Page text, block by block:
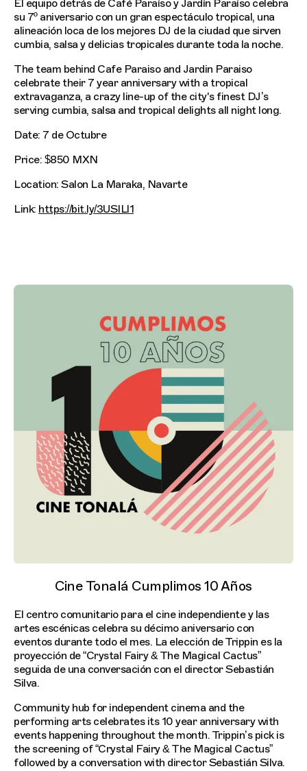
El equipo detrás de Café Paraíso y Jardín Paraíso celebra
su 7º aniversario con un gran espectáculo tropical, una
alineación loca de los mejores DJ de la ciudad que sirven
cumbia, salsa y delicias tropicales durante toda la noche.
The team behind Cafe Paraiso and Jardin Paraiso
celebrate their 7 year anniversary with a tropical
extravaganza, a crazy line-up of the city's finest DJ’s
serving cumbia, salsa and tropical delights all night long.
Date: 7 de Octubre
Price: $850 MXN
Location: Salon La Maraka, Navarte
Link: https://bit.ly/3USILl1
Cine Tonalá Cumplimos 10 Años
El centro comunitario para el cine independiente y las
artes escénicas celebra su décimo aniversario con
eventos durante todo el mes. La elección de Trippin es la
proyección de “Crystal Fairy & The Magical Cactus”
seguida de una conversación con el director Sebastián
Silva.
Community hub for independent cinema and the
performing arts celebrates its 10 year anniversary with
events happening throughout the month. Trippin’s pick is
the screening of “Crystal Fairy & The Magical Cactus”
followed by a conversation with director Sebastián Silva.